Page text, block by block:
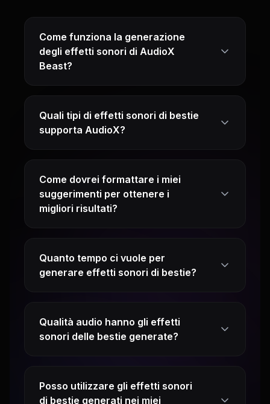
Come funziona la generazione
degli effetti sonori di AudioX
Beast?
Quali tipi di effetti sonori di bestie
supporta AudioX?
Come dovrei formattare i miei
suggerimenti per ottenere i
migliori risultati?
Quanto tempo ci vuole per
generare effetti sonori di bestie?
Qualità audio hanno gli effetti
sonori delle bestie generate?
Posso utilizzare gli effetti sonori
di bestie generati nei miei